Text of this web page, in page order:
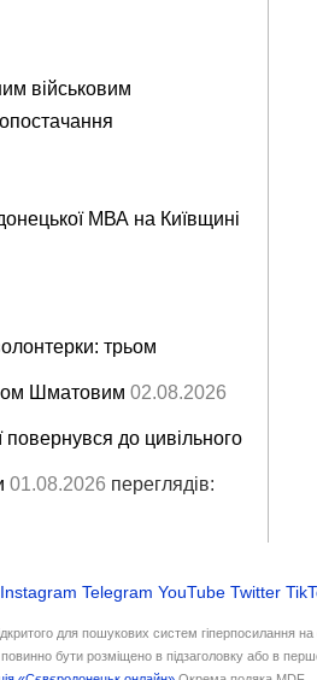
військовим
МВА на Київщині
трьом
Шматовим 02.08.2026
повернувся до цивільного
01.08.2026 переглядів:
Instagram Telegram YouTube Twitter
для пошукових систем гіперпосилання
бути розміщено в підзаголовку або в